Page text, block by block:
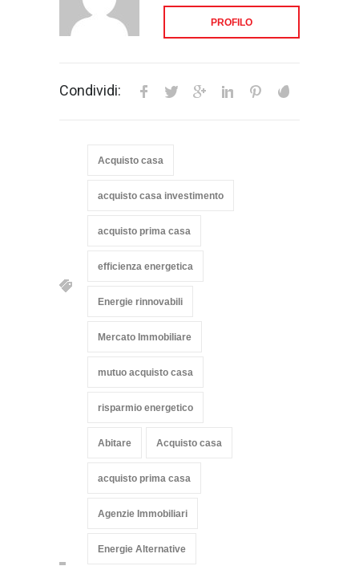
PROFILO
Condividi:
Acquisto casa
acquisto casa investimento
acquisto prima casa
efficienza energetica
Energie rinnovabili
Mercato Immobiliare
mutuo acquisto casa
risparmio energetico
Abitare Acquisto casa
acquisto prima casa
Agenzie Immobiliari
Energie Alternative